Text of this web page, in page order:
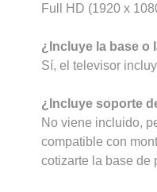
Full HD (1920 x
¿Incluye la base o
Sí, el televisor
¿Incluye soporte
No viene incluido,
compatible con
cotizarte la base de